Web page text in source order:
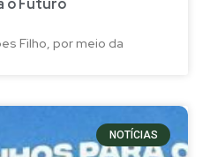
o Futuro
Filho, por meio da
NOTÍCIAS